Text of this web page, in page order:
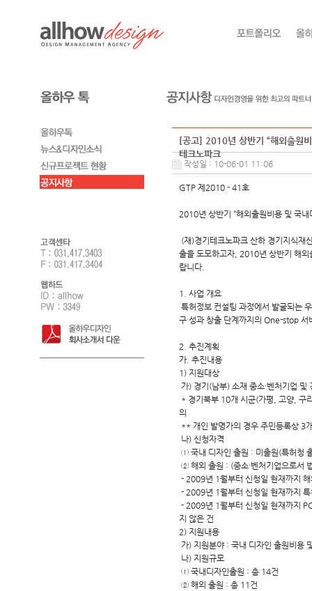
[공고] 2010년 상반기 “해외출원
테크노파크
작성일 : 10-06-01 11:06
GTP 제2010 - 41호
2010년 상반기 “해외출원비용 및 국
(재)경기테크노파크 산하 경기지식재
출을 도모하고자, 2010년 상반기 해외
랍니다.
1. 사업 개요
특허정보 컨설팅 과정에서 발굴되는
구 성과 창출 단계까지의 One-stop 서
2. 추진계획
가. 추진내용
1) 지원대상
가) 경기(남부) 소재 중소·벤처기업 및
* 경기북부 10개 시군(가평, 고양, 구
의
** 개인 발명가의 경우 주민등록상 3
나) 신청자격
① 국내 디자인 출원 : 미출원(특허청
② 해외 출원 : (중소·벤처기업으로서
- 2009년 1월부터 신청일 현재까지
- 2009년 1월부터 신청일 현재까지
- 2009년 1월부터 신청일 현재까지
지 않은 건
2) 지원내용
가) 지원분야 : 국내 디자인 출원비용
나) 지원규모
① 국내디자인출원 : 총 14건
② 해외 출원 : 총 11건